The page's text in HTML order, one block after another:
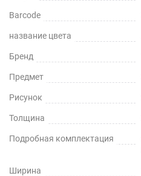
Barcode
название цвета
Бренд
Предмет
Рисунок
Толщина
Подробная комплектация
Ширина